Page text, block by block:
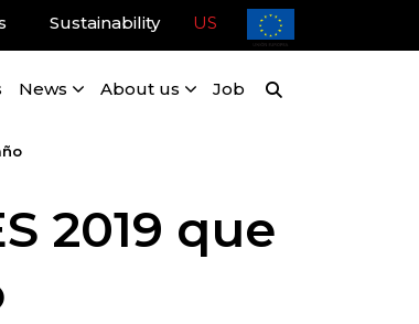
Sustainability US
News About us Job
2019 que